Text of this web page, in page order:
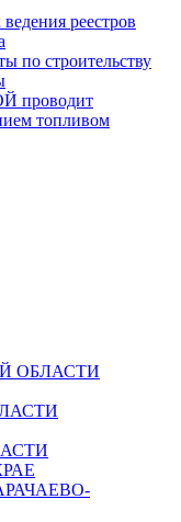
реестров
по строительству
проводит
топливом
ОБЛАСТИ